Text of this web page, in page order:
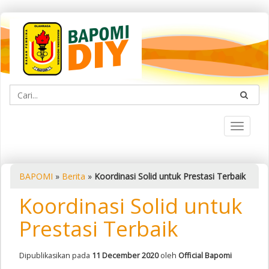
Toggle
BAPOMI » Berita » Koordinasi Solid untuk Prestasi Terbaik
Koordinasi Solid untuk
Prestasi Terbaik
Dipublikasikan pada 11 December 2020oleh Official Bapomi